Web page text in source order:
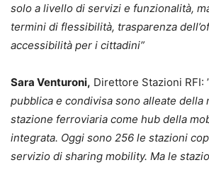
solo a livello di servizi e funzionalità,
termini di flessibilità, trasparenza
accessibilità per i cittadini”
Sara Venturoni, Direttore Stazioni RFI:
pubblica e condivisa sono alleate della
stazione ferroviaria come hub della
integrata. Oggi sono 256 le stazioni
servizio di sharing mobility. Ma le